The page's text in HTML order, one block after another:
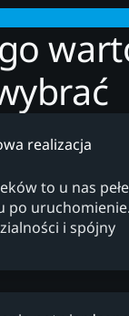
realizacja
to u nas
po
i spójny